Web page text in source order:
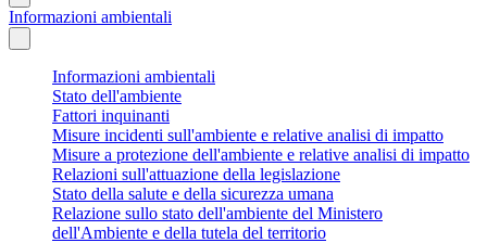
Informazioni ambientali
Informazioni ambientali
Stato dell'ambiente
Fattori inquinanti
Misure incidenti sull'ambiente e relative analisi di impatto
Misure a protezione dell'ambiente e relative analisi di impatto
Relazioni sull'attuazione della legislazione
Stato della salute e della sicurezza umana
Relazione sullo stato dell'ambiente del Ministero
dell'Ambiente e della tutela del territorio